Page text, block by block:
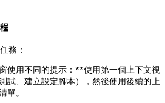
務：
使用不同的提示：**使用第一個上下文視
試、建立設定腳本），然後使用後續的上
單。